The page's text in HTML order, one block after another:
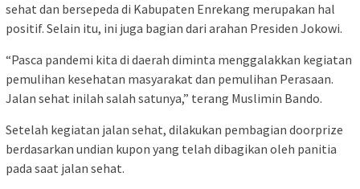
sehat dan bersepeda di Kabupaten Enrekang merupakan hal
positif. Selain itu, ini juga bagian dari arahan Presiden Jokowi.
“Pasca pandemi kita di daerah diminta menggalakkan kegiatan
pemulihan kesehatan masyarakat dan pemulihan Perasaan.
Jalan sehat inilah salah satunya,” terang Muslimin Bando.
Setelah kegiatan jalan sehat, dilakukan pembagian doorprize
berdasarkan undian kupon yang telah dibagikan oleh panitia
pada saat jalan sehat.